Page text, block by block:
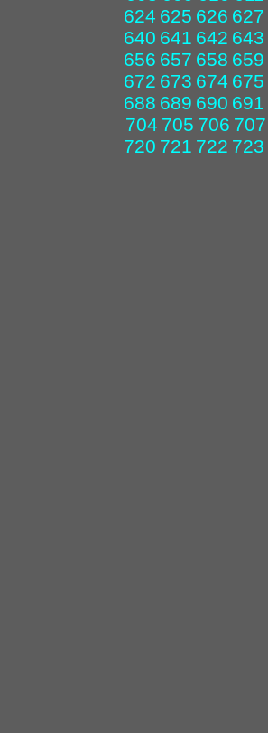
624 625 626 627
640 641 642 643
656 657 658 659
672 673 674 675
688 689 690 691
704 705 706 707
720 721 722 723